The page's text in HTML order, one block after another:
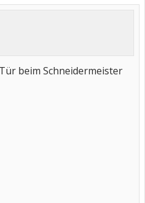
beim Schneidermeister